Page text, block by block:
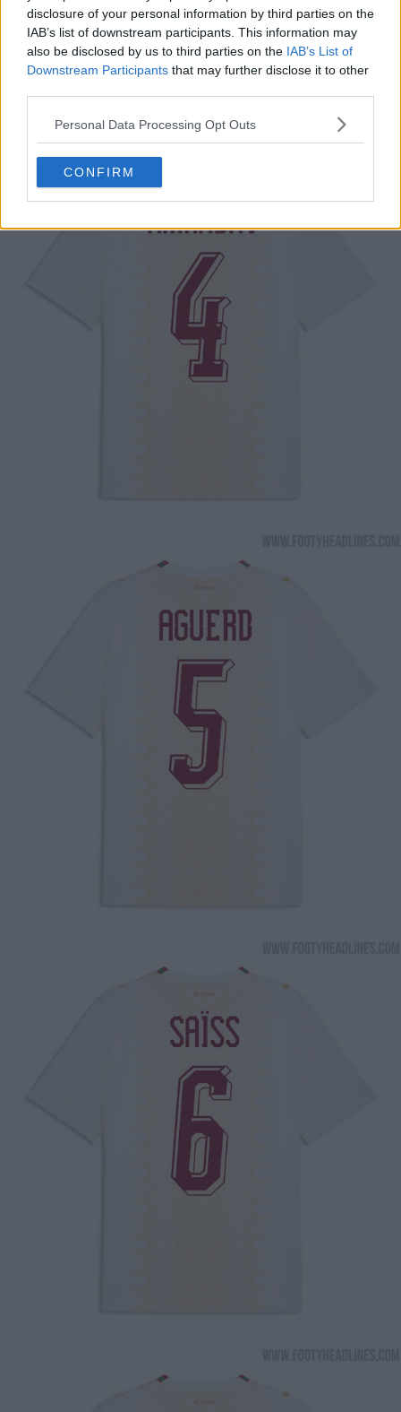
disclosure of your personal information by third parties on the
IAB’s list of downstream participants. This information may
also be disclosed by us to third parties on the IAB’s List of
Downstream Participants that may further disclose it to other
Personal Data Processing Opt Outs
CONFIRM